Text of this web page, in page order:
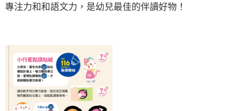
專注力和和語文力，是幼兒最佳的伴讀好物！